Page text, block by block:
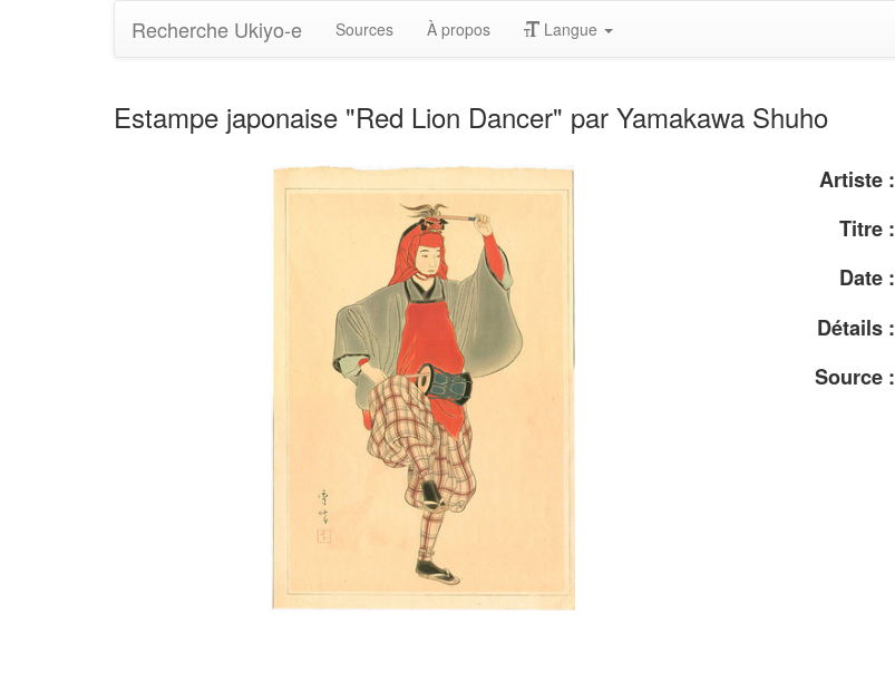
Recherche Ukiyo-e Sources À propos Langue
Estampe japonaise "Red Lion Dancer" par Yamakawa Shuho
Artiste :
Titre :
Date :
Détails :
Source :